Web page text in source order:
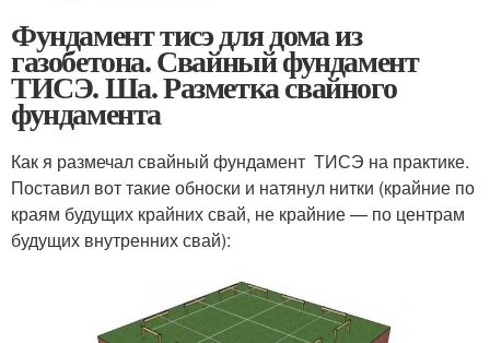
Фундамент тисэ для дома из
газобетона. Свайный фундамент
ТИСЭ. Ша. Разметка свайного
фундамента
Как я размечал свайный фундамент ТИСЭ на практике.
Поставил вот такие обноски и натянул нитки (крайние по
краям будущих крайних свай, не крайние — по центрам
будущих внутренних свай):